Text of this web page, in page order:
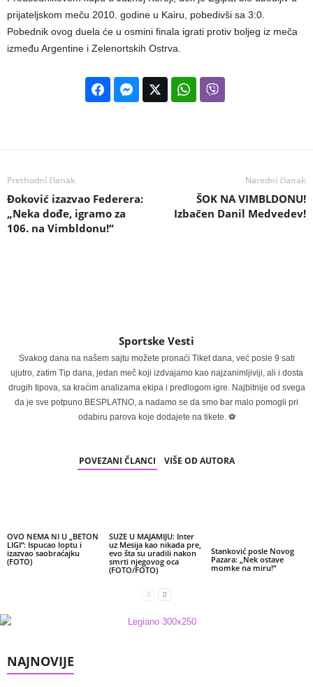
prijateljskom meču 2010. godine u Kairu, pobedivši sa 3:0.
Pobednik ovog duela će u osmini finala igrati protiv boljeg iz meča
između Argentine i Zelenortskih Ostrva.
Prethodni članak
Đoković izazvao Federera:
„Neka dođe, igramo za
106. na Vimbldonu!“
Naredni članak
ŠOK NA VIMBLDONU!
Izbačen Danil Medvedev!
Sportske Vesti
Svakog dana na našem sajtu možete pronaći Tiket dana, već posle 9 sati
ujutro, zatim Tip dana, jedan meč koji izdvajamo kao najzanimljiviji, ali i dosta
drugih tipova, sa kraćim analizama ekipa i predlogom igre. Najbitnije od svega
da je sve potpuno BESPLATNO, a nadamo se da smo bar malo pomogli pri
odabiru parova koje dodajete na tikete. ⚽
POVEZANI ČLANCI VIŠE OD AUTORA
OVO NEMA NI U „BETON
LIGI“: Ispucao loptu i
izazvao saobraćajku
(FOTO)
SUZE U MAJAMIJU: Inter
uz Mesija kao nikada pre,
evo šta su uradili nakon
smrti njegovog oca
(FOTO/FOTO)
Stanković posle Novog
Pazara: „Nek ostave
momke na miru!“
NAJNOVIJE